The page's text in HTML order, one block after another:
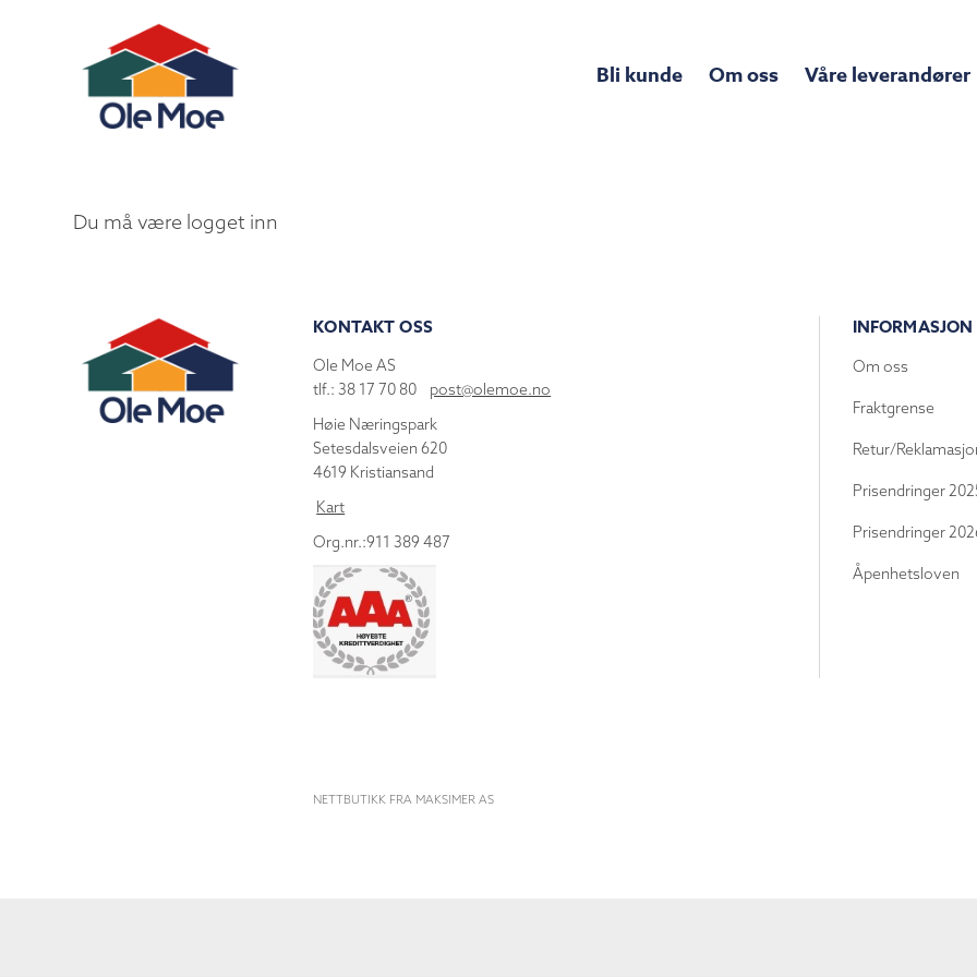
Bli kunde Om oss Våre leverandører
Du må være logget inn
KONTAKT OSS
Ole Moe AS
tlf.: 38 17 70 80 post@olemoe.no
Høie Næringspark
Setesdalsveien 620
4619 Kristiansand
Kart
Org.nr.:911 389 487
INFORMASJON
Om oss
Fraktgrense
Retur/
Prisendringer
Prisendringer
Åpenhetsloven
NETTBUTIKK FRA MAKSIMER AS